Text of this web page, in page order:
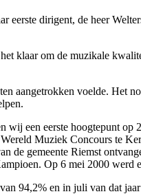
dirigent, de heer
klaar om de muzikale
aangetrokken voelde.
een eerste hoogtepunt
Muziek Concours te
gemeente Riemst
Op 6 mei 2000 werd
94,2% en in juli van dat